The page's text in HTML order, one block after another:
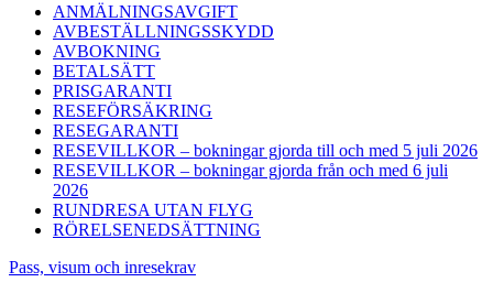
ANMÄLNINGSAVGIFT
AVBESTÄLLNINGSSKYDD
AVBOKNING
BETALSÄTT
PRISGARANTI
RESEFÖRSÄKRING
RESEGARANTI
RESEVILLKOR – bokningar gjorda till och med 5 juli 2026
RESEVILLKOR – bokningar gjorda från och med 6 juli
2026
RUNDRESA UTAN FLYG
RÖRELSENEDSÄTTNING
Pass, visum och inresekrav